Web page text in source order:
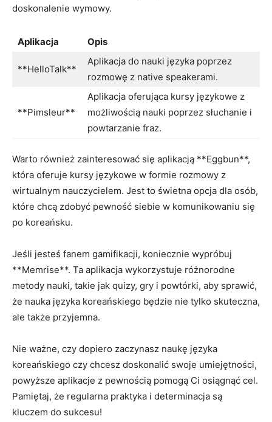
doskonalenie ‍wymowy.
Aplikacja Opis
**HelloTalk**
Aplikacja‌ do nauki języka poprzez
rozmowę z native speakerami.
**Pimsleur**
Aplikacja oferująca kursy ‌językowe⁤ z
możliwością nauki poprzez słuchanie i
‌powtarzanie fraz.
Warto ‍również zainteresować ​się aplikacją **Eggbun**,
która ‌oferuje⁢ kursy ⁤językowe w formie ⁤rozmowy z
wirtualnym nauczycielem. Jest to świetna opcja dla osób,
które⁢ chcą zdobyć pewność⁤ siebie ⁣w komunikowaniu się
po koreańsku.
Jeśli ⁤jesteś⁣ fanem ⁣gamifikacji,⁤ koniecznie⁢ wypróbuj
**Memrise**. Ta aplikacja wykorzystuje różnorodne
metody ⁤nauki, takie jak⁢ quizy, gry i ​powtórki, aby sprawić,
że ‌nauka języka koreańskiego będzie nie tylko skuteczna,
ale‌ także⁤ przyjemna.
Nie⁢ ważne, czy dopiero zaczynasz‍ naukę języka
koreańskiego czy chcesz ⁣doskonalić swoje umiejętności,
powyższe aplikacje z pewnością pomogą Ci osiągnąć ​cel.
Pamiętaj, że ‍regularna praktyka⁣ i ​determinacja są
kluczem ⁤do sukcesu!